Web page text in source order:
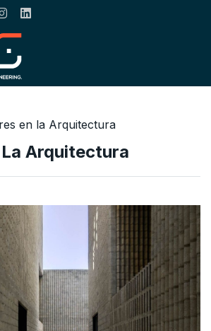
en la Arquitectura
Arquitectura